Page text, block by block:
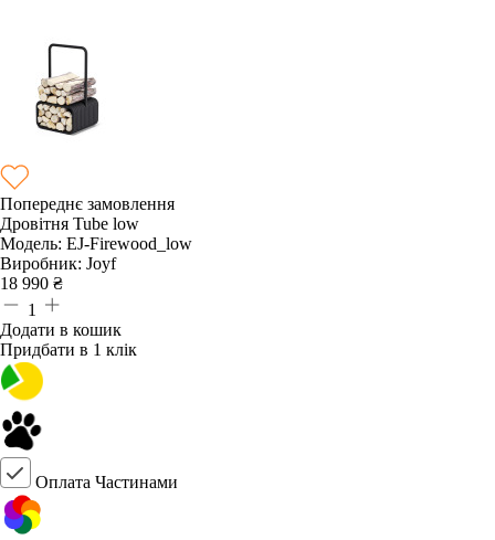
Попереднє замовлення
Дровітня Tube low
Модель: EJ-Firewood_low
Виробник: Joyf
18 990 ₴
1
Додати в кошик
Придбати в 1 клік
Оплата Частинами